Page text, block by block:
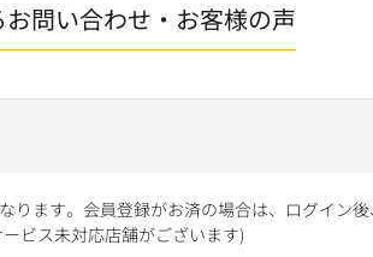
お問い合わせ・お客様の声
ります。会員登録がお済の場合は、ログイン
ビス未対応店舗がございます)